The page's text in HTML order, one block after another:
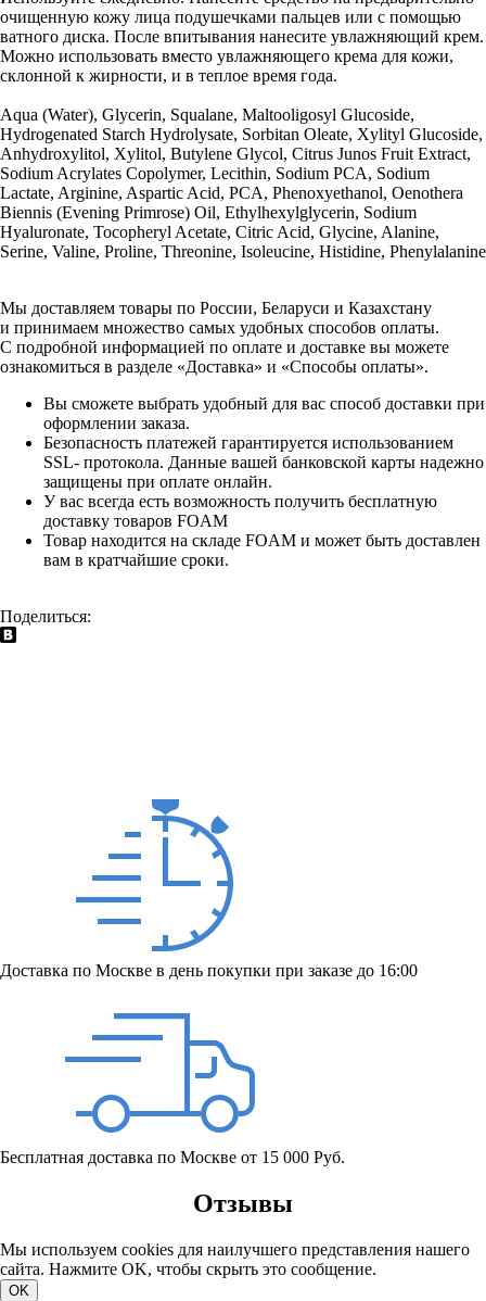
очищенную кожу лица подушечками пальцев или с помощью
ватного диска. После впитывания нанесите увлажняющий крем.
Можно использовать вместо увлажняющего крема для кожи,
склонной к жирности, и в теплое время года.
Aqua (Water), Glycerin, Squalane, Maltooligosyl Glucoside,
Hydrogenated Starch Hydrolysate, Sorbitan Oleate, Xylityl Glucoside,
Anhydroxylitol, Xylitol, Butylene Glycol, Citrus Junos Fruit Extract,
Sodium Acrylates Copolymer, Lecithin, Sodium PCA, Sodium
Lactate, Arginine, Aspartic Acid, PCA, Phenoxyethanol, Oenothera
Biennis (Evening Primrose) Оil, Ethylhexylglycerin, Sodium
Hyaluronate, Tocopheryl Acetate, Citric Acid, Glycine, Alanine,
Serine, Valine, Proline, Threonine, Isoleucine, Histidine, Phenylalanine
Мы доставляем товары по России, Беларуси и Казахстану
и принимаем множество самых удобных способов оплаты.
С подробной информацией по оплате и доставке вы можете
ознакомиться в разделе «Доставка» и «Способы оплаты».
Вы сможете выбрать удобный для вас способ доставки при
оформлении заказа.
Безопасность платежей гарантируется использованием
SSL- протокола. Данные вашей банковской карты надежно
защищены при оплате онлайн.
У вас всегда есть возможность получить бесплатную
доставку товаров FOAM
Товар находится на складе FOAM и может быть доставлен
вам в кратчайшие сроки.
Поделиться:
Доставка по Москве в день покупки при заказе до 16:00
Бесплатная доставка по Москве от 15 000 Руб.
Отзывы
Мы используем cookies для наилучшего представления нашего
сайта. Нажмите OK, чтобы скрыть это сообщение.
OK